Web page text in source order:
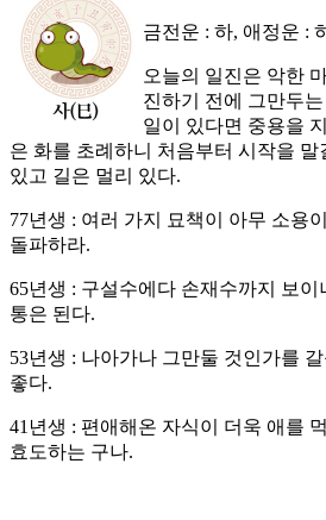
금전운 : 하, 애정운 :
오늘의 일진은 악한
진하기 전에 그만두
일이 있다면 중용을
은 화를 초례하니 처음부터 시작을 말
있고 길은 멀리 있다.
77년생 : 여러 가지 묘책이 아무 소용
돌파하라.
65년생 : 구설수에다 손재수까지 보
통은 된다.
53년생 : 나아가나 그만둘 것인가를
좋다.
41년생 : 편애해온 자식이 더욱 애를
효도하는 구나.